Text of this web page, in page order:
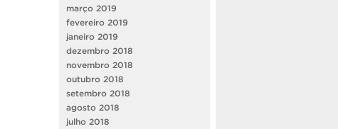
março 2019
fevereiro 2019
janeiro 2019
dezembro 2018
novembro 2018
outubro 2018
setembro 2018
agosto 2018
julho 2018